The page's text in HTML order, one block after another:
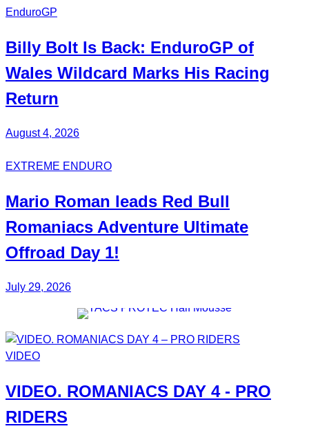
EnduroGP
Billy Bolt Is Back: EnduroGP of
Wales Wildcard Marks His Racing
Return
August 4, 2026
EXTREME ENDURO
Mario Roman leads Red Bull
Romaniacs Adventure Ultimate
Offroad Day 1!
July 29, 2026
VIDEO
VIDEO. ROMANIACS DAY 4- PRO
RIDERS